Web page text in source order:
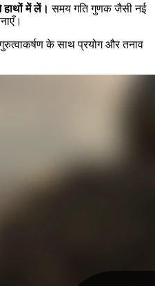
में लें। समय गति गुणक जैसी नई
के साथ प्रयोग और तनाव